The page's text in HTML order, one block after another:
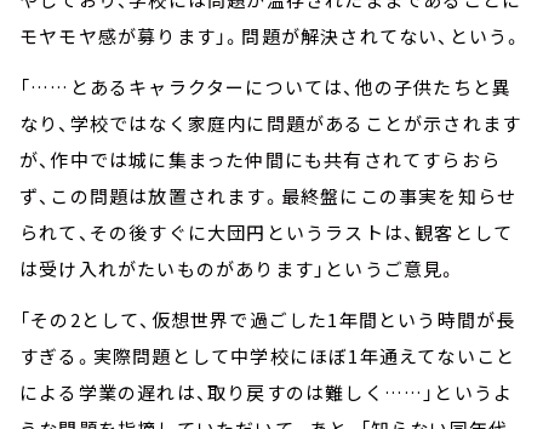
モヤモヤ感が募ります」。問題が解決されてない、という。
「……とあるキャラクターについては、他の子供たちと異
なり、学校ではなく家庭内に問題があることが示されます
が、作中では城に集まった仲間にも共有されてすらおら
ず、この問題は放置されます。最終盤にこの事実を知らせ
られて、その後すぐに大団円というラストは、観客として
は受け入れがたいものがあります」というご意見。
「その2として、仮想世界で過ごした1年間という時間が長
すぎる。実際問題として中学校にほぼ1年通えてないこと
による学業の遅れは、取り戻すのは難しく……」というよ